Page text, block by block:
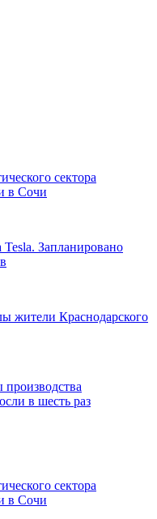
сектора
в Сочи
Запланировано
жители Краснодарского
в шесть раз
сектора
в Сочи